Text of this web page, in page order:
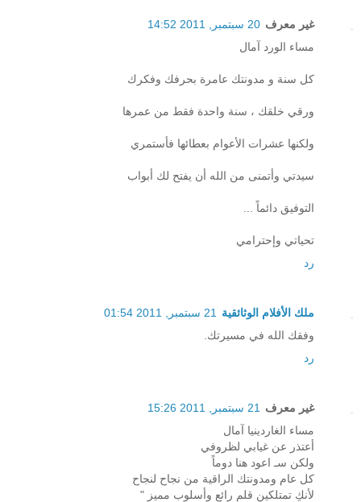
غير معرف 20 سبتمبر, 2011 14:52
مساء الورد آمال
كل سنة و مدونتك عامرة بحرفك وفكرك
ورقي خلقك ، سنة واحدة فقط من عمرها
ولكنها عشرات الأعوام بعطائها فأستمري
سيدتي وأتمنى من الله أن يفتح لك أبواب
التوفيق دائماً ...
تحياتي وإحترامي
رد
ملك الأفلام الوثائقية
21 سبتمبر, 2011 01:54
وفقك الله في مسيرتك.
رد
غير معرف
21 سبتمبر, 2011 15:26
مساء الغاردينيا آمال
أعتذر عن غيابي لظروفي
ولكن سـ اعود هنا دوماً
كل عام ومدونتك الراقية من نجاح لنجاح
لأنكِ تمتلكين قلم رائع وأسلوب مميز "